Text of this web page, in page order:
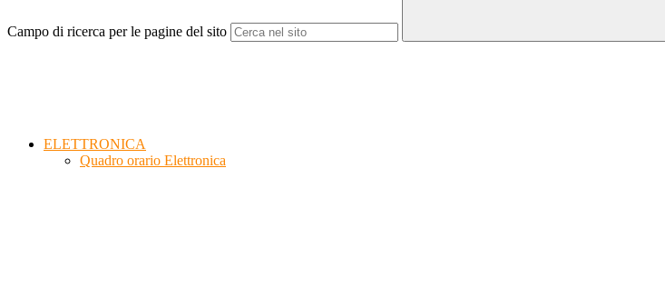
Campo di ricerca per le pagine del sito
ELETTRONICA
Quadro orario Elettronica